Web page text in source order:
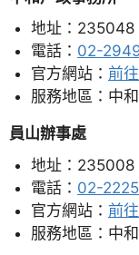
地址：235048
電話： 02-
官方網站： 前
服務地區：中
員山辦事處
地址：235008
電話： 02-
官方網站： 前
服務地區：中